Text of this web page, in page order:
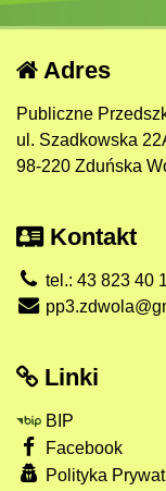
Adres
Publiczne
ul. Szadkowska
98-220 Zduńska
Kontakt
tel.: 43 823 40
Linki
BIP
Facebook
Polityka